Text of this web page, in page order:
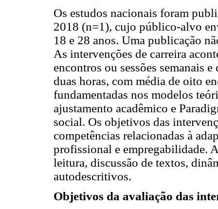
Os estudos nacionais foram
2018 (n=1), cujo público-alvo
18 e 28 anos. Uma publicação
As intervenções de carreira
encontros ou sessões semanais
duas horas, com média de oito
fundamentadas nos modelos
ajustamento acadêmico e
social. Os objetivos das
competências relacionadas à
profissional e empregabilidade.
leitura, discussão de textos,
autodescritivos.
Objetivos da avaliação das